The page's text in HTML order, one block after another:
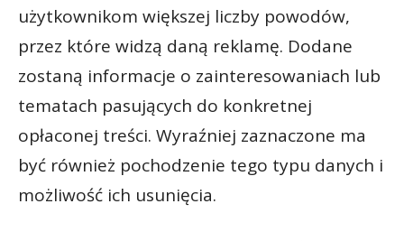
użytkownikom większej liczby powodów,
przez które widzą daną reklamę. Dodane
zostaną informacje o zainteresowaniach lub
tematach pasujących do konkretnej
opłaconej treści. Wyraźniej zaznaczone ma
być również pochodzenie tego typu danych i
możliwość ich usunięcia.